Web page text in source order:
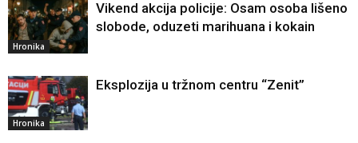
Hronika
Vikend akcija policije: Osam osoba lišeno
slobode, oduzeti marihuana i kokain
Hronika
Eksplozija u tržnom centru “Zenit”